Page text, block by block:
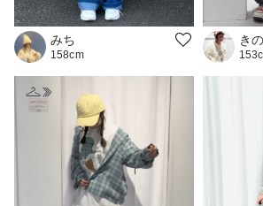
みち
158cm
き